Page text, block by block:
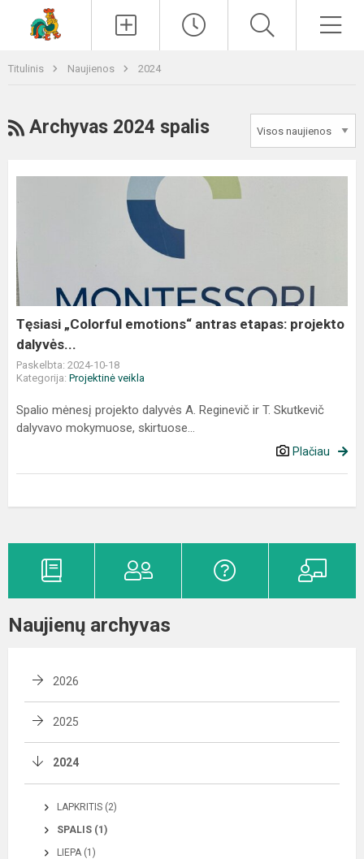
Titulinis Naujienos 2024
RSS
Archyvas 2024 spalis
„Colorful
antras
etapas:
projekto
dalyvės...
Tęsiasi „Colorful emotions“ antras etapas: projekto
dalyvės...
Paskelbta: 2024-10-18
Kategorija: Projektinė veikla
Spalio mėnesį projekto dalyvės A. Reginevič ir T. Skutkevič
dalyvavo mokymuose, skirtuose...
Plačiau
Naujienų archyvas
2026
2025
2024
LAPKRITIS (2)
SPALIS (1)
LIEPA (1)